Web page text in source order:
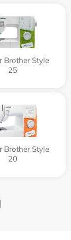
Brother Style
25
Brother Style
20